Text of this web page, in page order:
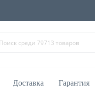
Доставка Гарантия